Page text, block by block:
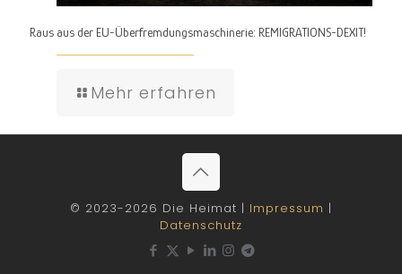
Raus aus der EU-Überfremdungsmaschinerie: REMIGRATIONS-DEXIT!
Mehr erfahren
© 2023-2026 Die Heimat | Impressum |
Datenschutz